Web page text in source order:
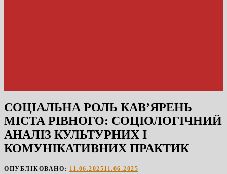
СОЦІАЛЬНА РОЛЬ КАВ’ЯРЕНЬ
МІСТА РІВНОГО: СОЦІОЛОГІЧНИЙ
АНАЛІЗ КУЛЬТУРНИХ І
КОМУНІКАТИВНИХ ПРАКТИК
ОПУБЛІКОВАНО: 11.06.202511.06.2025